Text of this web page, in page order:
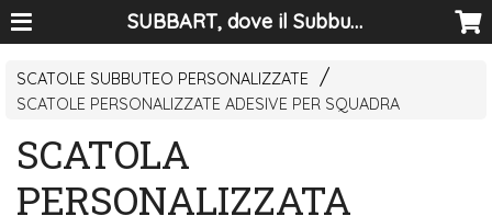
SUBBART, dove il Subbuteo diventa arte
SCATOLE SUBBUTEO PERSONALIZZATE
SCATOLE PERSONALIZZATE ADESIVE PER SQUADRA
SCATOLA
PERSONALIZZATA